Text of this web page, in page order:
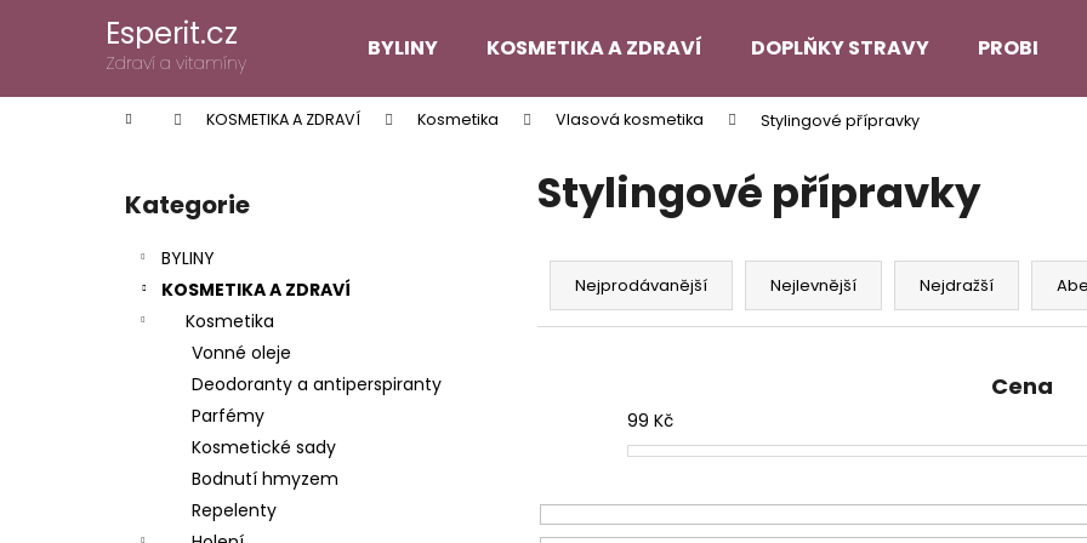
Esperit.cz
Zdraví a vitamíny
BYLINY KOSMETIKA A ZDRAVÍ DOPLŇKY STRAVY
Domů KOSMETIKA A ZDRAVÍ Kosmetika Vlasová kosmetika Stylingové přípravky
Přeskočit
kategorie
Kategorie
BYLINY
KOSMETIKA A ZDRAVÍ
Kosmetika
Vonné oleje
Deodoranty a antiperspiranty
Parfémy
Kosmetické sady
Bodnutí hmyzem
Repelenty
Stylingové přípravky
Ř
z
o
Nejprodávanější Nejlevnější Nejdražší
Cena
99 Kč
í
Zpět
do
Zpět
do
Co potřebujete najít?
Doporučujeme